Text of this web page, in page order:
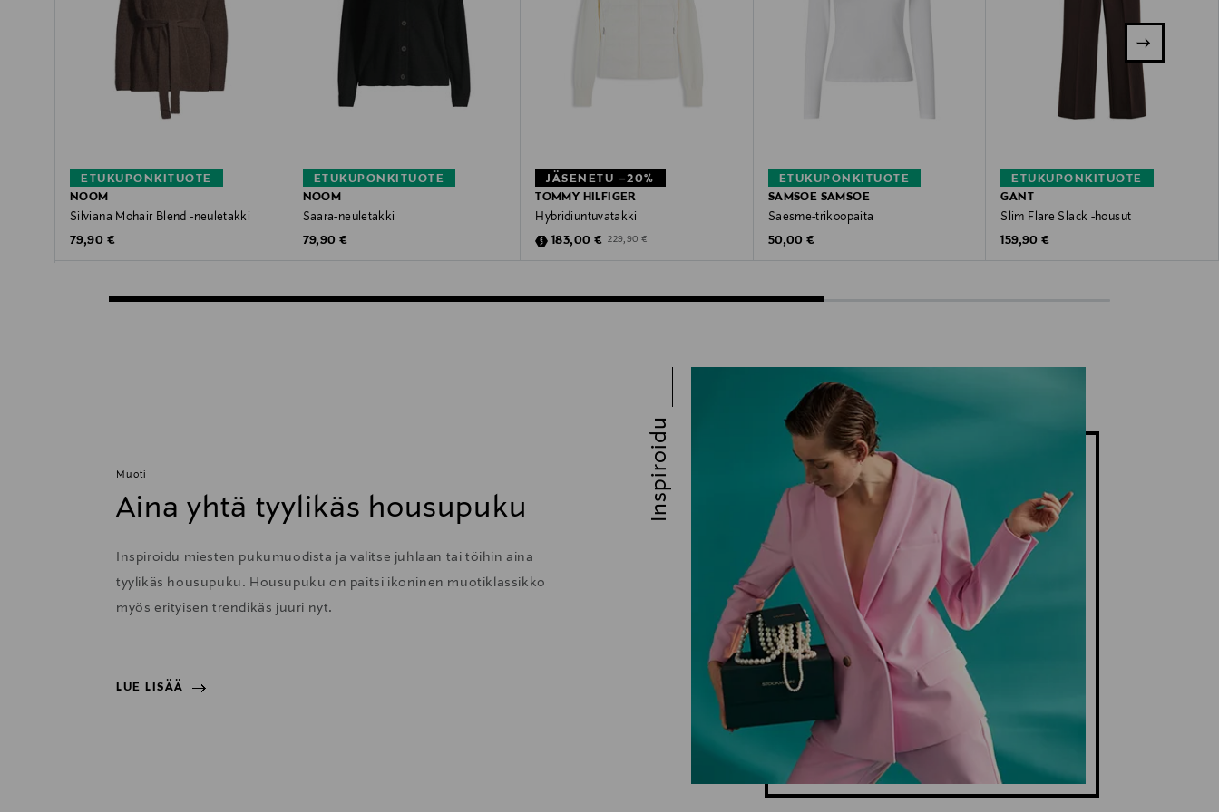
ETUKUPONKITUOTE
NOOM
Silviana Mohair Blend -neuletakki
Original Price
79,90 €
ETUKUPONKITUOTE
NOOM
Saara-neuletakki
Original Price
79,90 €
JÄSENETU –20%
TOMMY HILFIGER
Hybridiuntuvatakki
Discounted Price
183,00 € Original Price
229,90 €
ETUKUPONKITUOTE
SAMSOE SAMSOE
Saesme-trikoopaita
Original Price
50,00 €
ETUKUPONKITUOTE
GANT
Slim Flare Slack -housut
Original Price
159,90 €
Muoti
Aina yhtä tyylikäs housupuku
Inspiroidu miesten pukumuodista ja valitse juhlaan tai töihin aina
tyylikäs housupuku. Housupuku on paitsi ikoninen muotiklassikko
myös erityisen trendikäs juuri nyt.
LUE LISÄÄ
Inspiroidu